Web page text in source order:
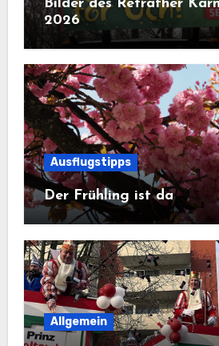
Bilder des Refrather
2026
Ausflugstipps
Der Frühling ist da
Allgemein